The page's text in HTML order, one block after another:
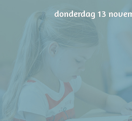
donderdag 13